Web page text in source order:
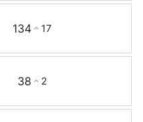
134 17
38 2